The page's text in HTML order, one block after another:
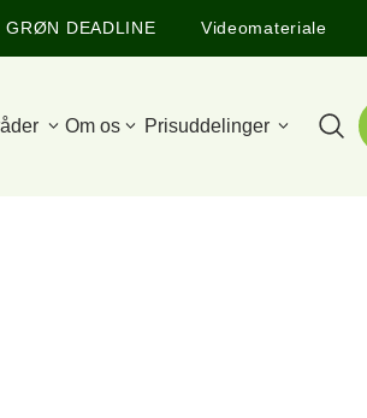
GRØN DEADLINE Videomateriale
Om os Prisuddelinger
Søg